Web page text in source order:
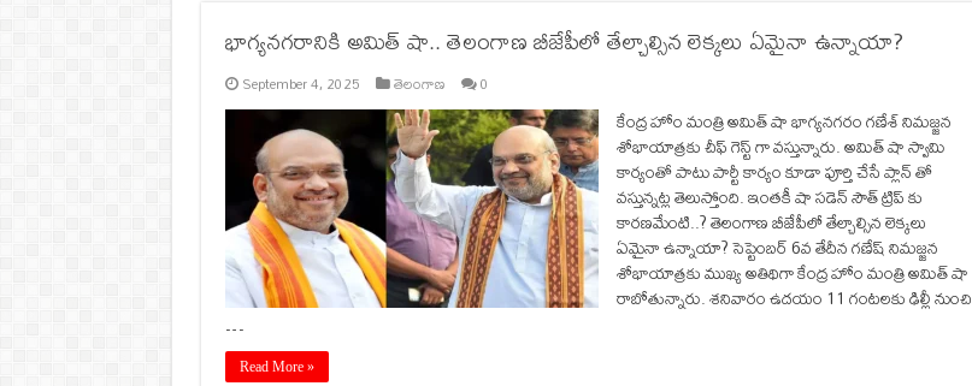
భాగ్యనగరానికి అమిత్ షా.. తెలంగాణ బీజేపీలో తేల్చాల్సిన లెక్కలు ఏమైనా ఉన్నాయా?
September 4, 2025 తెలంగాణ 0
కేంద్ర హోం మంత్రి అమిత్ షా భాగ్యనగరం గణేశ్ నిమజ్జన
శోభాయాత్రకు చీఫ్ గెస్ట్ గా వస్తున్నారు. అమిత్ షా స్వామి
కార్యంతో పాటు పార్టీ కార్యం కూడా పూర్తి చేసే ప్లాన్ తో
వస్తున్నట్ల తెలుస్తోంది. ఇంతకీ షా సడెన్ సౌత్ ట్రిప్ కు
కారణమేంటి..? తెలంగాణ బీజేపీలో తేల్చాల్సిన లెక్కలు
ఏమైనా ఉన్నాయా? సెప్టెంబర్ 6వ తేదీన గణేష్ నిమజ్జన
శోభాయాత్రకు ముఖ్య అతిథిగా కేంద్ర హోం మంత్రి అమిత్ షా
రాబోతున్నారు. శనివారం ఉదయం 11 గంటలకు ఢిల్లీ నుంచి
…
Read More »